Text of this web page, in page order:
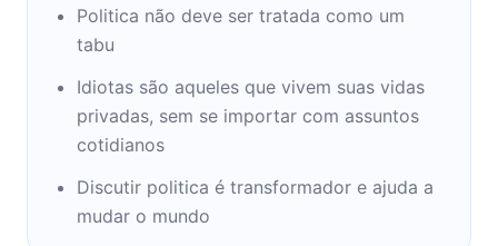
Teologia e Ciências da Religião e de pós-
graduação em Educação da PUC-SP, na qual
convidado da Fundação Dom Cabral, desde
1997, e foi no GVPec da Fundação Getúlio
Vargas, entre 1998 e 2010.
Ocupou o cargo de Secretário Municipal de
Politica não deve ser tratada como um
tabu
Idiotas são aqueles que vivem suas vidas
privadas, sem se importar com assuntos
cotidianos
Discutir politica é transformador e ajuda a
mudar o mundo